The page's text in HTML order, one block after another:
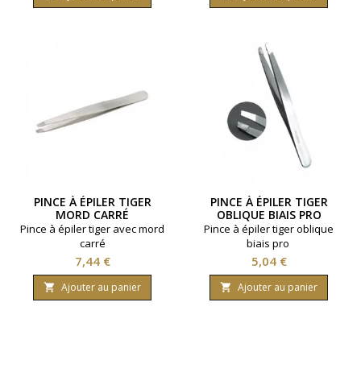
PINCE À ÉPILER TIGER
MORD CARRÉ
Pince à épiler tiger avec mord
carré
Prix
7,44 €
 Ajouter au panier
PINCE À ÉPILER TIGER
OBLIQUE BIAIS PRO
Pince à épiler tiger oblique
biais pro
Prix
5,04 €
 Ajouter au panier